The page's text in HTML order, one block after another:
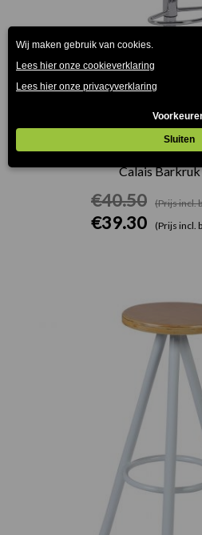
Calais
€40.50 (Prijs incl.
€39.30 (Prijs incl.